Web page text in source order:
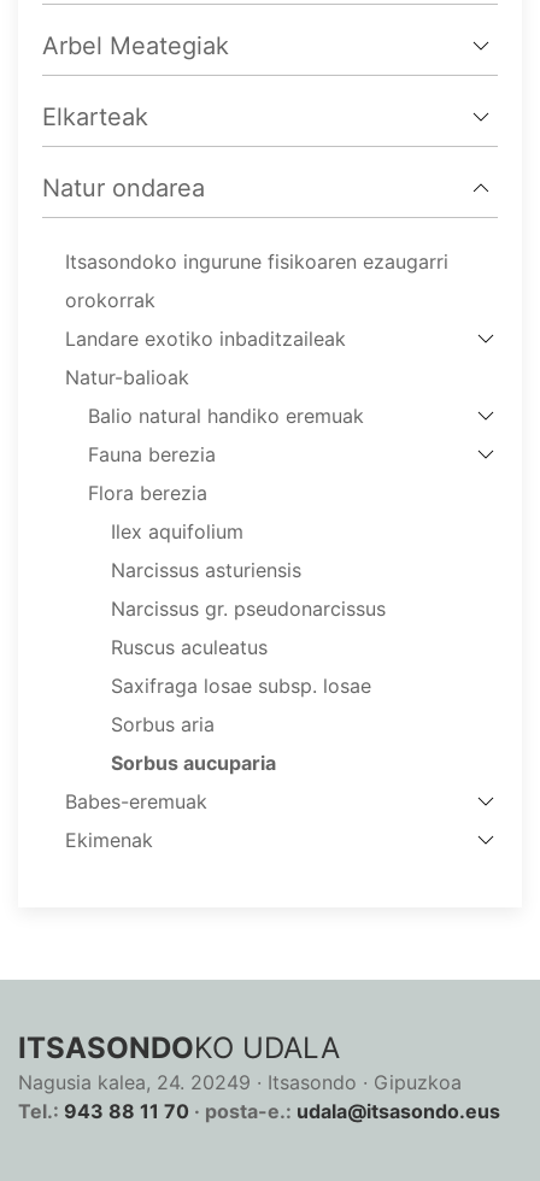
Arbel Meategiak
Elkarteak
Natur ondarea
Itsasondoko ingurune fisikoaren ezaugarri
orokorrak
Landare exotiko inbaditzaileak
Natur-balioak
Balio natural handiko eremuak
Fauna berezia
Flora berezia
Ilex aquifolium
Narcissus asturiensis
Narcissus gr. pseudonarcissus
Ruscus aculeatus
Saxifraga losae subsp. losae
Sorbus aria
Sorbus aucuparia
Babes-eremuak
Ekimenak
ITSASONDOKO UDALA
Nagusia kalea, 24. 20249 · Itsasondo · Gipuzkoa
Tel.: 943 88 11 70 · posta-e.: udala@itsasondo.eus